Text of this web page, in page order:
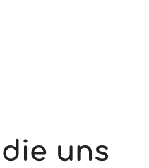
uns